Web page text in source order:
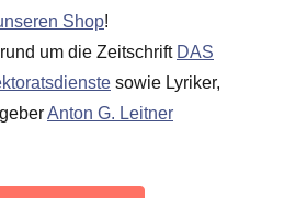
Shop!
um die Zeitschrift DAS
sowie Lyriker,
Anton G. Leitner